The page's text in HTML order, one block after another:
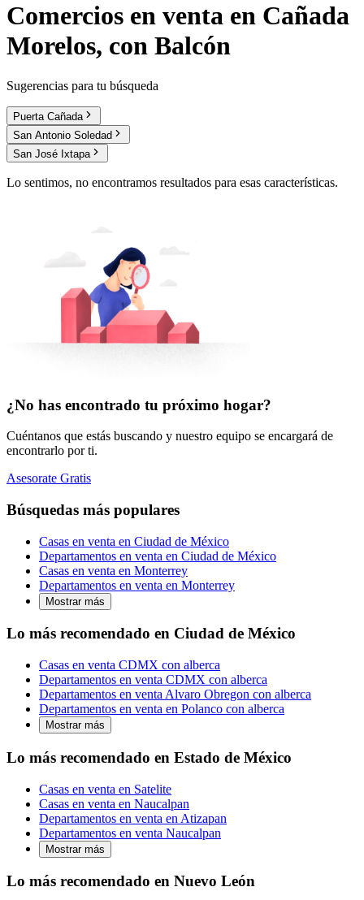
Comercios en venta en Cañada
Morelos, con Balcón
Sugerencias para tu búsqueda
Puerta Cañada
San Antonio Soledad
San José Ixtapa
Lo sentimos, no encontramos resultados para esas características.
¿No has encontrado tu próximo hogar?
Cuéntanos que estás buscando y nuestro equipo se encargará de
encontrarlo por ti.
Asesorate Gratis
Búsquedas más populares
Casas en venta en Ciudad de México
Departamentos en venta en Ciudad de México
Casas en venta en Monterrey
Departamentos en venta en Monterrey
Mostrar más
Lo más recomendado en Ciudad de México
Casas en venta CDMX con alberca
Departamentos en venta CDMX con alberca
Departamentos en venta Alvaro Obregon con alberca
Departamentos en venta en Polanco con alberca
Mostrar más
Lo más recomendado en Estado de México
Casas en venta en Satelite
Casas en venta en Naucalpan
Departamentos en venta en Atizapan
Departamentos en venta Naucalpan
Mostrar más
Lo más recomendado en Nuevo León